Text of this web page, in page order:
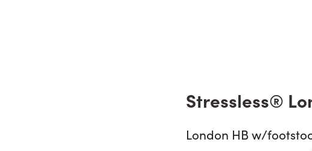
Stressless®
London HB w/